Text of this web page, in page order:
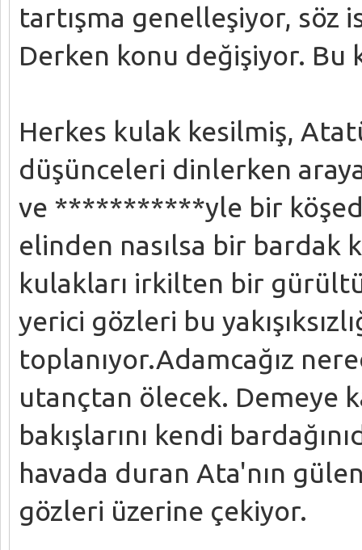
tartışma genelleşiyor, söz
Derken konu değişiyor. Bu
Herkes kulak kesilmiş,
düşünceleri dinlerken
ve ***********yle bir
elinden nasılsa bir bardak
kulakları irkilten bir
yerici gözleri bu
toplanıyor.Adamcağız
utançtan ölecek. Demeye
bakışlarını kendi
havada duran Ata'nın
gözleri üzerine çekiyor.